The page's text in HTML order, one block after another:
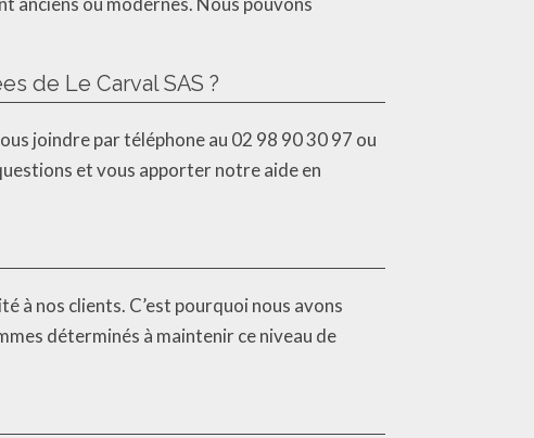
de Le Carval SAS ?
joindre par téléphone au 02 98 90 30 97 ou
et vous apporter notre aide en
à nos clients. C’est pourquoi nous avons
déterminés à maintenir ce niveau de